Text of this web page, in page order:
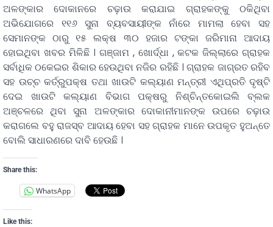
ଅଳଙ୍କାର ଦୋକାନରେ ଚଢ଼ାଉ କରାଯାଇ ଗ୍ରାହକଙ୍କୁ ଠକିଥିବା
ଅଭିଯୋଗରେ ୧୧୬ ସୁନା ବ୍ୟବସାୟୀଙ୍କ ନାଁରେ ମାମଲା ହେବା ସହ
ସେମାନଙ୍କ ଠାରୁ ୧୫ ଲକ୍ଷ ୩୦ ହଜାର ଟଙ୍କା ଜରିମାନା ଆଦାୟ
ହୋଇଥିବା ଖବର ମିଳିଛି । ଗଞ୍ଜାମ , ଖୋର୍ଦ୍ଧା , କଟକ ଜିଲ୍ଲାରେ ଗ୍ରାହକ
ସର୍ବାଧିକ ଠକେଇର ଶିକାର ହେଉଥିବା ନଜିର ରହିଛି । ଗ୍ରାହକ ଜାଗ୍ରତ ରହିବ
ସହ ଉଚ୍ଚ କର୍ତ୍ରୁପକ୍ଷ ତଥା ଖାଉଟି କଲ୍ୟାଣ ମନ୍ତ୍ରୀ ଏଥିପ୍ରତି ଦୃଷ୍ଟି
ଦେଇ ଖାଉଟି କଲ୍ୟାଣ ବିଭାଗ ପକ୍ଷରୁ ନିଶ୍ଚିନ୍ତକୋଇଲି ବ୍ଲକ
ଅଞ୍ଚଳରେ ଥିବା ସୁନା ଅଳଙ୍କାର ଦୋକାନୀମାନଙ୍କ ଉପରେ ଚଢ଼ାଉ
କରାଗଲେ ବହୁ ରାଜସ୍ବ ଆଦାୟ ହେବା ସହ ଗ୍ରାହକ ମାନେ ଉପକୃତ ହୁଅନ୍ତେ
ବୋଲି ସାଧାରଣରେ ଦାବି ହେଉଛି ।
Share this:
WhatsApp
Like this: